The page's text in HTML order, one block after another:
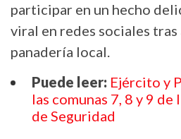
participar en un hecho
viral en redes sociales
panadería local.
Puede leer: Ejército y
las comunas 7, 8 y 9
de Seguridad